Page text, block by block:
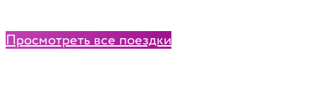
Просмотреть все поездки